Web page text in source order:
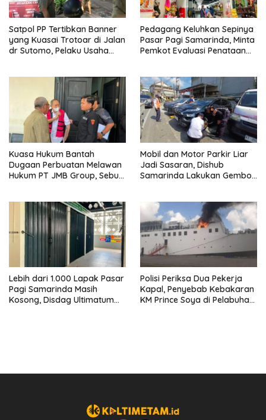
Satpol PP Tertibkan Banner
yang Kuasai Trotoar di Jalan
dr Sutomo, Pelaku Usaha
Pedagang Keluhkan Sepinya
Pasar Pagi Samarinda, Minta
Pemkot Evaluasi Penataan
Kuasa Hukum Bantah
Dugaan Perbuatan Melawan
Hukum PT JMB Group, Sebut
Mobil dan Motor Parkir Liar
Jadi Sasaran, Dishub
Samarinda Lakukan Gembok
Lebih dari 1.000 Lapak Pasar
Pagi Samarinda Masih
Kosong, Disdag Ultimatum
Polisi Periksa Dua Pekerja
Kapal, Penyebab Kebakaran
KM Prince Soya di Pelabuhan